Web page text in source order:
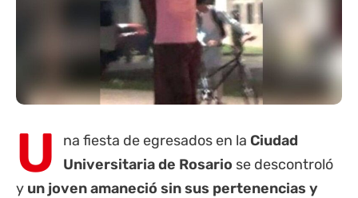
U na fiesta de egresados en la Ciudad
Universitaria de Rosario se descontroló
y un joven amaneció sin sus pertenencias y